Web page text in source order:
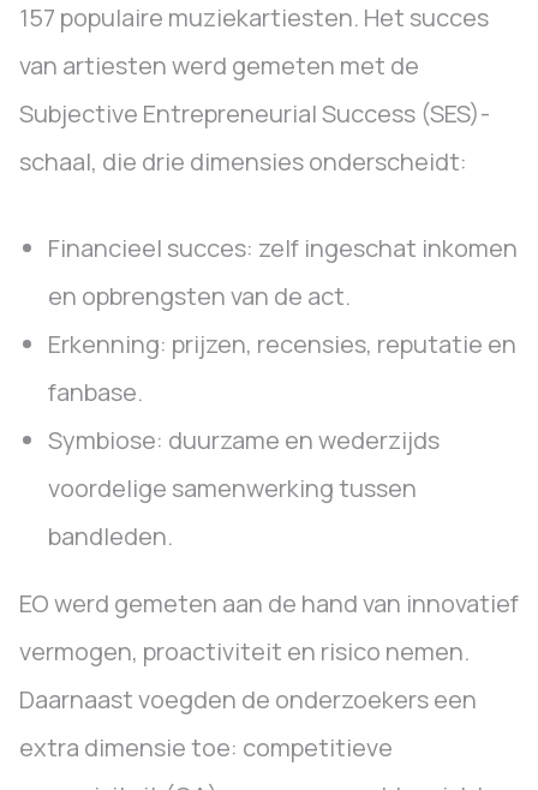
157 populaire muziekartiesten. Het succes
van artiesten werd gemeten met de
Subjective Entrepreneurial Success (SES)-
schaal, die drie dimensies onderscheidt:
Financieel succes: zelf ingeschat inkomen
en opbrengsten van de act.
Erkenning: prijzen, recensies, reputatie en
fanbase.
Symbiose: duurzame en wederzijds
voordelige samenwerking tussen
bandleden.
EO werd gemeten aan de hand van innovatief
vermogen, proactiviteit en risico nemen.
Daarnaast voegden de onderzoekers een
extra dimensie toe: competitieve